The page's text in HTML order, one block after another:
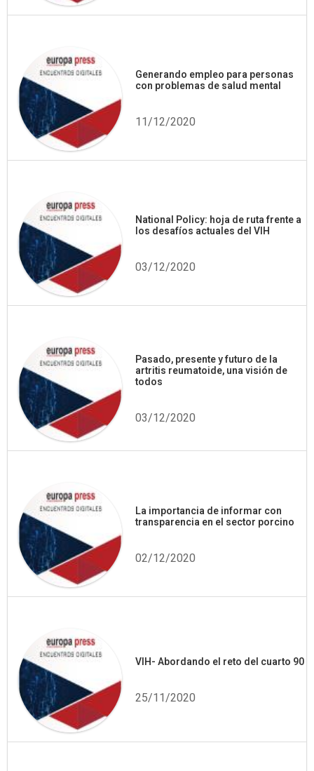
Generando empleo para personas
con problemas de salud mental
11/12/2020
National Policy: hoja de ruta frente a
los desafíos actuales del VIH
03/12/2020
Pasado, presente y futuro de la
artritis reumatoide, una visión de
todos
03/12/2020
La importancia de informar con
transparencia en el sector porcino
02/12/2020
VIH- Abordando el reto del cuarto 90
25/11/2020